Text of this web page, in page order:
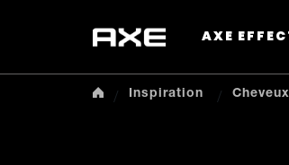
AXE
Inspiration Cheveux